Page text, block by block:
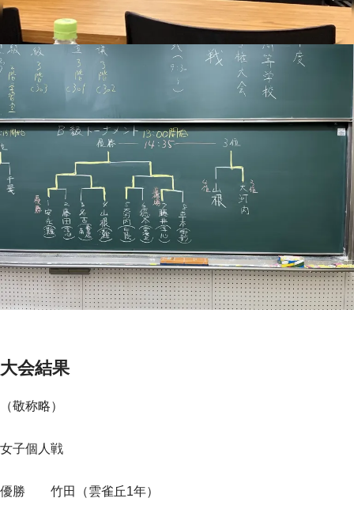
大会結果
（敬称略）
女子個人戦
優勝 竹田（雲雀丘1年）